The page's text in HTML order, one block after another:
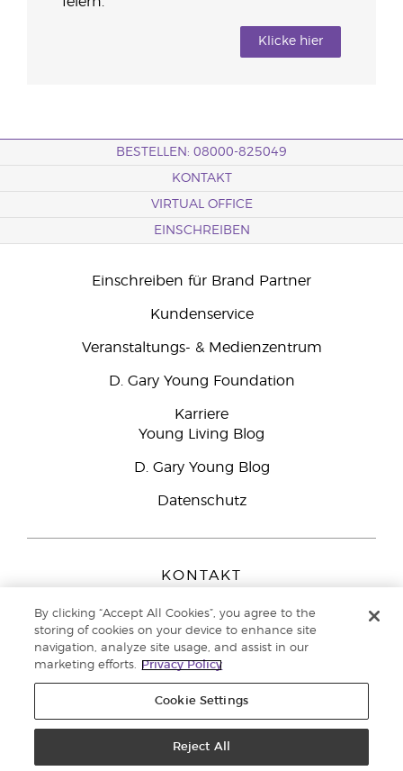
Klicke hier
BESTELLEN: 08000-825049
KONTAKT
VIRTUAL OFFICE
EINSCHREIBEN
Einschreiben für Brand Partner
Kundenservice
Veranstaltungs- & Medienzentrum
D. Gary Young Foundation
Karriere
Young Living Blog
D. Gary Young Blog
Datenschutz
KONTAKT
Peizerweg 97
9727 AJ Groningen
Netherlands
Kundenservice:08000-825049
Datenschutzerklärung
By clicking “Accept All Cookies”, you agree to the
storing of cookies on your device to enhance site
navigation, analyze site usage, and assist in our
marketing efforts.
Privacy Policy
Cookie Settings
Reject All